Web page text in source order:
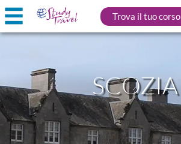
Trova il tuo corso
SCOZIA